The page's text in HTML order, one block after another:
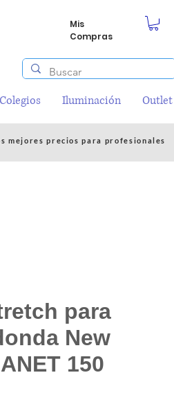
Mis
Compras
Iluminación Outlet
mejores precios para profesionales
para
New
150